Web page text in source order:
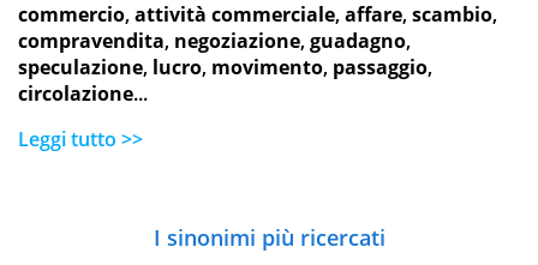
commercio,attività commerciale,affare,scambio,
compravendita, negoziazione,guadagno,
speculazione, lucro, movimento, passaggio,
circolazione...
Leggi tutto >>
I sinonimi più ricercati